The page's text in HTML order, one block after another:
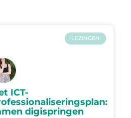
LEZINGEN
ICT-
digispringen